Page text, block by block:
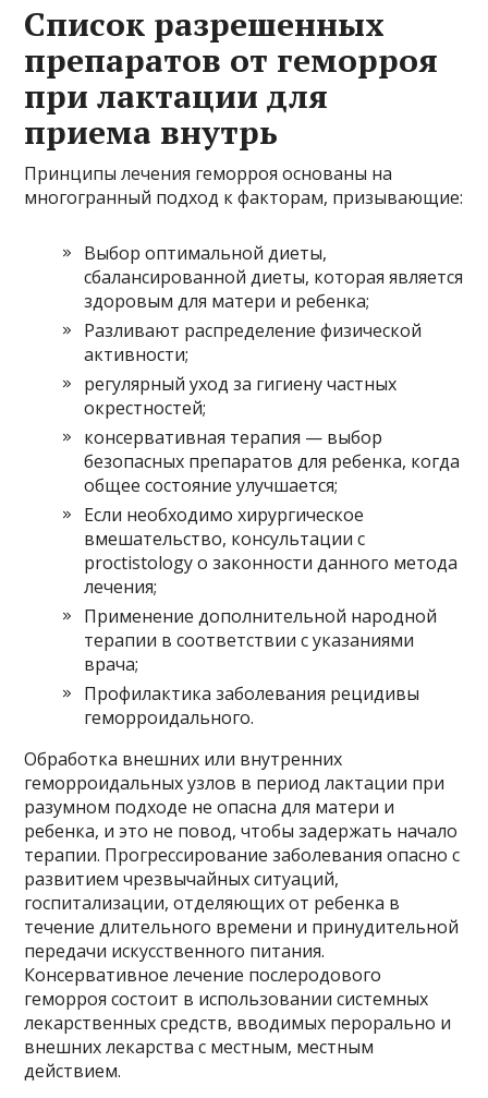
Список разрешенных
препаратов от геморроя
при лактации для
приема внутрь
Принципы лечения геморроя основаны на
многогранный подход к факторам, призывающие:
Выбор оптимальной диеты,
сбалансированной диеты, которая является
здоровым для матери и ребенка;
Разливают распределение физической
активности;
регулярный уход за гигиену частных
окрестностей;
консервативная терапия — выбор
безопасных препаратов для ребенка, когда
общее состояние улучшается;
Если необходимо хирургическое
вмешательство, консультации с
proctistology о законности данного метода
лечения;
Применение дополнительной народной
терапии в соответствии с указаниями
врача;
Профилактика заболевания рецидивы
геморроидального.
Обработка внешних или внутренних
геморроидальных узлов в период лактации при
разумном подходе не опасна для матери и
ребенка, и это не повод, чтобы задержать начало
терапии. Прогрессирование заболевания опасно с
развитием чрезвычайных ситуаций,
госпитализации, отделяющих от ребенка в
течение длительного времени и принудительной
передачи искусственного питания.
Консервативное лечение послеродового
геморроя состоит в использовании системных
лекарственных средств, вводимых перорально и
внешних лекарства с местным, местным
действием.